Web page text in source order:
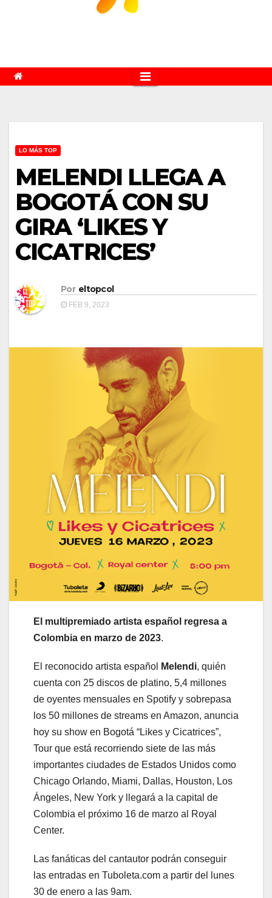
LO MÁS TOP
MELENDI LLEGA A
BOGOTÁ CON SU
GIRA ‘LIKES Y
CICATRICES’
Por eltopcol
FEB 9, 2023
El multipremiado artista español regresa a
Colombia en marzo de 2023.
El reconocido artista español Melendi, quién
cuenta con 25 discos de platino, 5,4 millones
de oyentes mensuales en Spotify y sobrepasa
los 50 millones de streams en Amazon, anuncia
hoy su show en Bogotá “Likes y Cicatrices”,
Tour que está recorriendo siete de las más
importantes ciudades de Estados Unidos como
Chicago Orlando, Miami, Dallas, Houston, Los
Ángeles, New York y llegará a la capital de
Colombia el próximo 16 de marzo al Royal
Center.
Las fanáticas del cantautor podrán conseguir
las entradas en Tuboleta.com a partir del lunes
30 de enero a las 9am.